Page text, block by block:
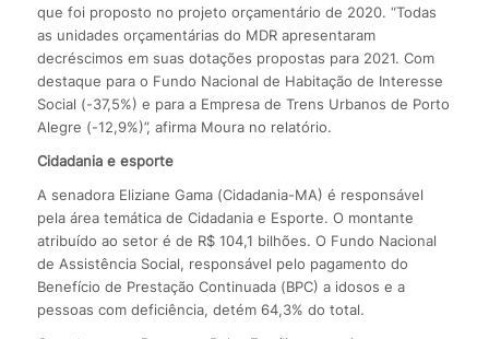
que foi proposto no projeto orçamentário de 2020. “Todas
as unidades orçamentárias do MDR apresentaram
decréscimos em suas dotações propostas para 2021. Com
destaque para o Fundo Nacional de Habitação de Interesse
Social (-37,5%) e para a Empresa de Trens Urbanos de Porto
Alegre (-12,9%)”, afirma Moura no relatório.
Cidadania e esporte
A senadora Eliziane Gama (Cidadania-MA) é responsável
pela área temática de Cidadania e Esporte. O montante
atribuído ao setor é de R$ 104,1 bilhões. O Fundo Nacional
de Assistência Social, responsável pelo pagamento do
Benefício de Prestação Continuada (BPC) a idosos e a
pessoas com deficiência, detém 64,3% do total.